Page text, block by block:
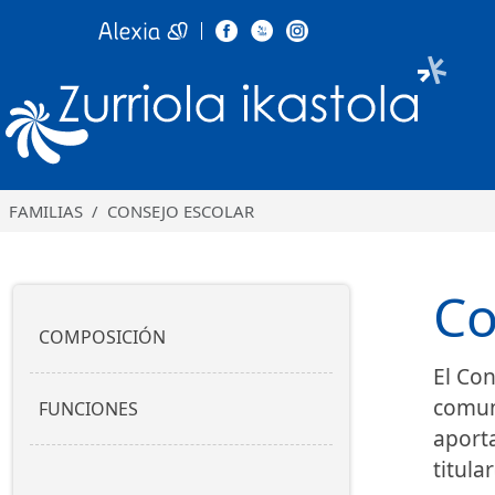
FAMILIAS CONSEJO ESCOLAR
El
COMPOSICIÓN
FUNCIONES